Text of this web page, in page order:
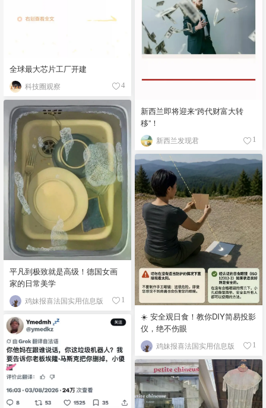
全球最大芯片工厂开建
科技圈观察 4
新西兰即将迎来“跨代财富大转
移”！
新西兰发现君 1
平凡到极致就是高级！德国女画
家的日常美学
鸡妹报喜法国实用信息版 1
☀️ 安全观日食！教你DIY简易投影
仪，绝不伤眼
鸡妹报喜法国实用信息版 1